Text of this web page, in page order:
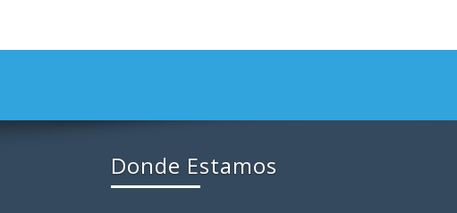
Donde Estamos